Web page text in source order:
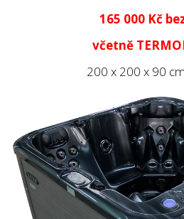
165 000 Kč
včetně
200 x 200 x 90